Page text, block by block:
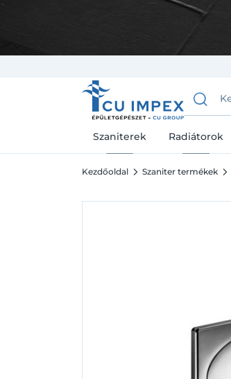
Szaniterek Radiátorok
Kezdőoldal Szaniter termékek